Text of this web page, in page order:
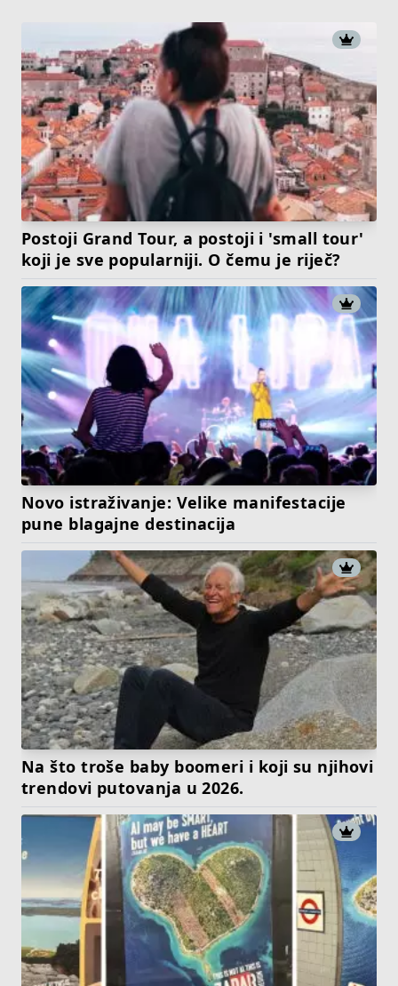
Postoji Grand Tour, a postoji i 'small tour'
koji je sve popularniji. O čemu je riječ?
Novo istraživanje: Velike manifestacije
pune blagajne destinacija
Na što troše baby boomeri i koji su njihovi
trendovi putovanja u 2026.